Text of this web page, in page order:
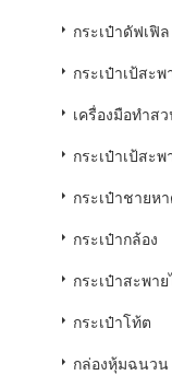
กระเป๋าดัฟเฟิล
กระเป๋าเป้สะพ
เครื่องมือทำส
กระเป๋าเป้สะพ
กระเป๋าชายห
กระเป๋ากล้อง
กระเป๋าสะพา
กระเป๋าโท้ต
กล่องหุ้มฉนวน